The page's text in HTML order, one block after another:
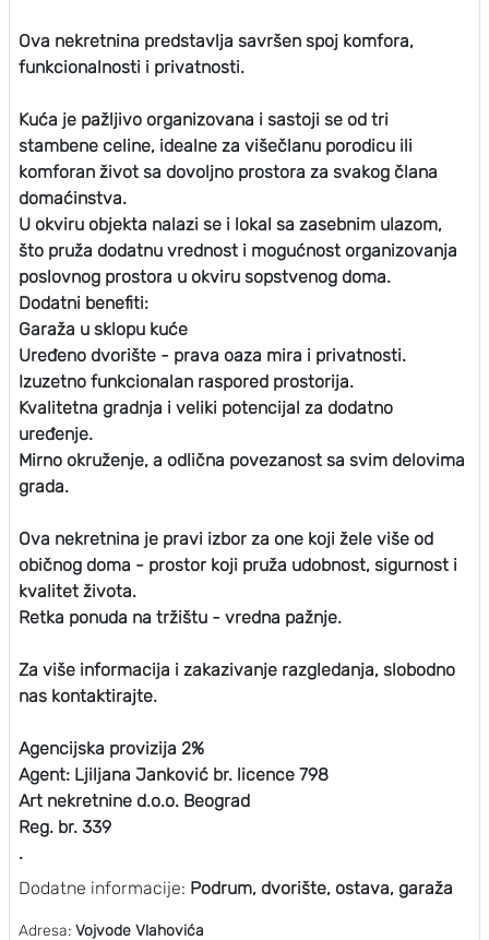
Ova nekretnina predstavlja savršen spoj komfora,
funkcionalnosti i privatnosti.
Kuća je pažljivo organizovana i sastoji se od tri
stambene celine, idealne za višečlanu porodicu ili
komforan život sa dovoljno prostora za svakog člana
domaćinstva.
U okviru objekta nalazi se i lokal sa zasebnim ulazom,
što pruža dodatnu vrednost i mogućnost organizovanja
poslovnog prostora u okviru sopstvenog doma.
Dodatni benefiti:
Garaža u sklopu kuće
Uređeno dvorište - prava oaza mira i privatnosti.
Izuzetno funkcionalan raspored prostorija.
Kvalitetna gradnja i veliki potencijal za dodatno
uređenje.
Mirno okruženje, a odlična povezanost sa svim delovima
grada.
Ova nekretnina je pravi izbor za one koji žele više od
običnog doma - prostor koji pruža udobnost, sigurnost i
kvalitet života.
Retka ponuda na tržištu - vredna pažnje.
Za više informacija i zakazivanje razgledanja, slobodno
nas kontaktirajte.
Agencijska provizija 2%
Agent: Ljiljana Janković br. licence 798
Art nekretnine d.o.o. Beograd
Reg. br. 339
.
Dodatne informacije: Podrum, dvorište, ostava, garaža
Adresa: Vojvode Vlahovića